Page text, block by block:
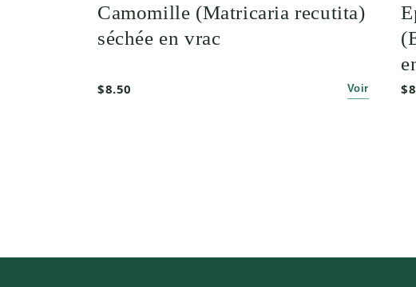
Camomille (Matricaria recutita)
séchée en vrac
$8.50 Voir